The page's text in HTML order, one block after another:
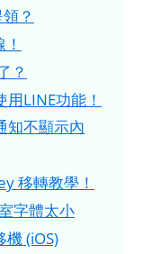
？
？
LINE功能！
知不顯示內
移轉教學！
字體太小
(iOS)